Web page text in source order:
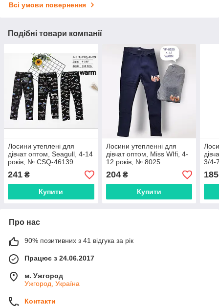
Всі умови повернення
Подібні товари компанії
Лосини утеплені для
дівчат оптом, Seagull, 4-14
років, № CSQ-46139
241 ₴
Купити
Лосини утепленні для
дівчат оптом, Miss WIfi, 4-
12 років, № 8025
204₴
Купити
3/4-
185
Про нас
90% позитивних з 41 відгука за рік
Працює з 24.06.2017
м. Ужгород
Ужгород, Україна
Контакти